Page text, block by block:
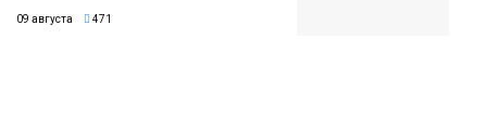
09 августа 471